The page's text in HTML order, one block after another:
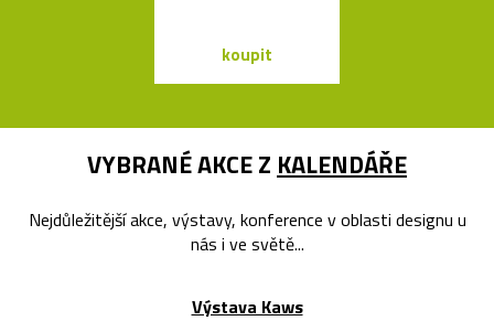
koupit
VYBRANÉ AKCE Z KALENDÁŘE
Nejdůležitější akce, výstavy, konference v oblasti designu u
nás i ve světě...
Výstava Kaws